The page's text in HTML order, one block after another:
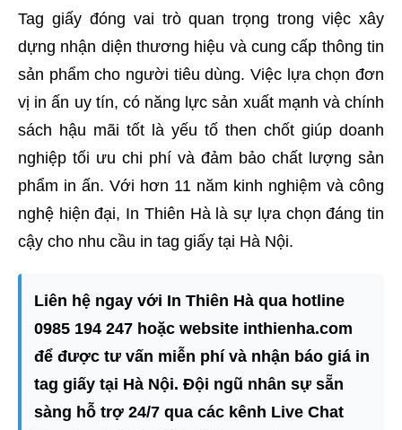
Tag giấy đóng vai trò quan trọng trong việc xây
dựng nhận diện thương hiệu và cung cấp thông tin
sản phẩm cho người tiêu dùng. Việc lựa chọn đơn
vị in ấn uy tín, có năng lực sản xuất mạnh và chính
sách hậu mãi tốt là yếu tố then chốt giúp doanh
nghiệp tối ưu chi phí và đảm bảo chất lượng sản
phẩm in ấn. Với hơn 11 năm kinh nghiệm và công
nghệ hiện đại, In Thiên Hà là sự lựa chọn đáng tin
cậy cho nhu cầu in tag giấy tại Hà Nội.
Liên hệ ngay với In Thiên Hà qua hotline
0985 194 247 hoặc website inthienha.com
để được tư vấn miễn phí và nhận báo giá in
tag giấy tại Hà Nội. Đội ngũ nhân sự sẵn
sàng hỗ trợ 24/7 qua các kênh Live Chat